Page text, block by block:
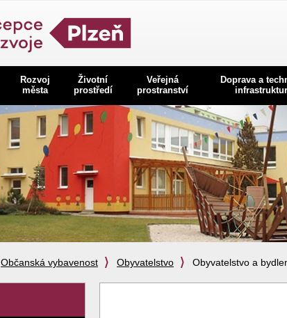
Rozvoj
města
Životní
prostředí
Veřejná
prostranství
Doprava a
Občanská vybavenost Obyvatelstvo Obyvatelstvo a